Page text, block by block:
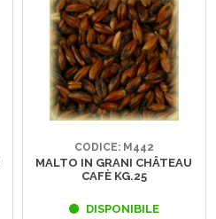
CODICE: M442
MALTO IN GRANI CHÂTEAU
CAFÈ KG.25
DISPONIBILE